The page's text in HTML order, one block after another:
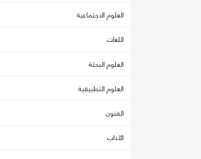
العلوم الاجتماعية
اللغات
العلوم البحثة
العلوم التطبيقية
الفنون
الآداب